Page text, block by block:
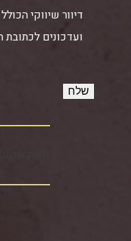
דיוור שיווקי
ועדכונים לכתובת